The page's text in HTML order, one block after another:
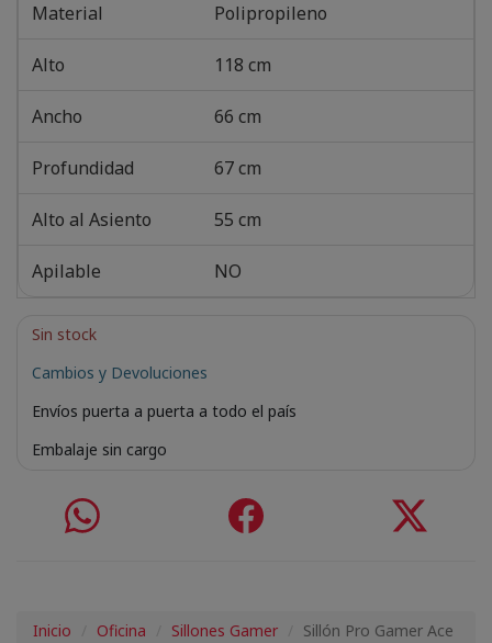
Material Polipropileno
Alto 118 cm
Ancho 66 cm
Profundidad 67 cm
Alto al Asiento 55 cm
Apilable NO
Sin stock
Cambios y Devoluciones
Envíos puerta a puerta a todo el país
Embalaje sin cargo
Inicio Oficina Sillones Gamer Sillón Pro Gamer Ace